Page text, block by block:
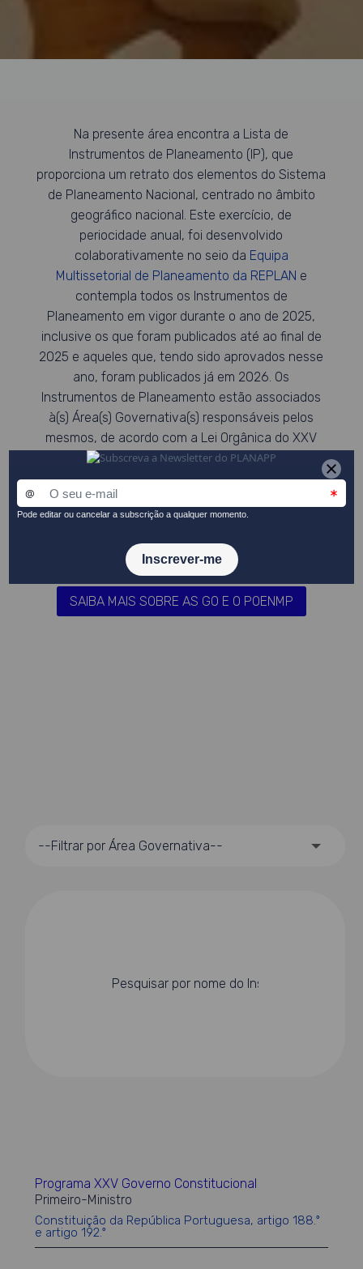
Na presente área encontra a Lista de
Instrumentos de Planeamento (IP), que
proporciona um retrato dos elementos do Sistema
de Planeamento Nacional, centrado no âmbito
geográfico nacional. Este exercício, de
periocidade anual, foi desenvolvido
colaborativamente no seio da Equipa
Multissetorial de Planeamento da REPLAN e
contempla todos os Instrumentos de
Planeamento em vigor durante o ano de 2025,
inclusive os que foram publicados até ao final de
2025 e aqueles que, tendo sido aprovados nesse
ano, foram publicados já em 2026. Os
Instrumentos de Planeamento estão associados
à(s) Área(s) Governativa(s) responsáveis pelos
mesmos, de acordo com a Lei Orgânica do XXV
Governo Constitucional (Decreto-Lei n.º 87-
A/2025, de 25 de julho).
Para mais informações sobre a abordagem e os
metodológica
SAIBA MAIS SOBRE AS GO E O POENMP
Programa XXV Governo Constitucional
Primeiro-Ministro
Constituição da República Portuguesa, artigo 188.º
e artigo 192.º